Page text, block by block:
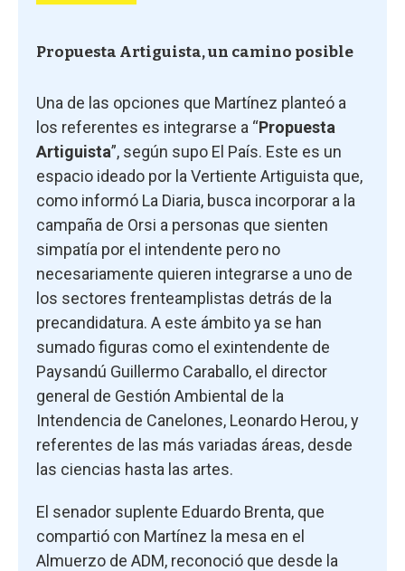
Propuesta Artiguista, un camino posible
Una de las opciones que Martínez planteó a
los referentes es integrarse a “Propuesta
Artiguista”, según supo El País. Este es un
espacio ideado por la Vertiente Artiguista que,
como informó La Diaria, busca incorporar a la
campaña de Orsi a personas que sienten
simpatía por el intendente pero no
necesariamente quieren integrarse a uno de
los sectores frenteamplistas detrás de la
precandidatura. A este ámbito ya se han
sumado figuras como el exintendente de
Paysandú Guillermo Caraballo, el director
general de Gestión Ambiental de la
Intendencia de Canelones, Leonardo Herou, y
referentes de las más variadas áreas, desde
las ciencias hasta las artes.
El senador suplente Eduardo Brenta, que
compartió con Martínez la mesa en el
Almuerzo de ADM, reconoció que desde la